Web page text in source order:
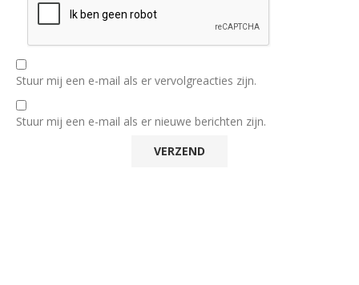
Stuur mij een e-mail als er vervolgreacties zijn.
Stuur mij een e-mail als er nieuwe berichten zijn.